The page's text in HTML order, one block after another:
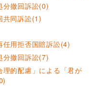
分撤回訴訟(0)
共同訴訟(1)
任用拒否国賠訴訟(4)
分撤回訴訟(7)
的配慮」による「君が